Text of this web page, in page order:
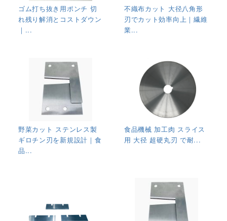
ゴム打ち抜き用ポンチ 切
れ残り解消とコストダウン
｜...
不織布カット 大径八角形
刃でカット効率向上｜繊維
業...
野菜カット ステンレス製
ギロチン刃を新規設計｜食
品...
食品機械 加工肉 スライス
用 大径 超硬丸刃 で耐...